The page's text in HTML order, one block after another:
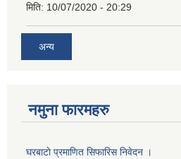
मिति: 10/07/2020 - 20:29
अन्य
नमुना फारमहरु
घरबाटाे प्रमाणित सिफारिस निवेदन ।